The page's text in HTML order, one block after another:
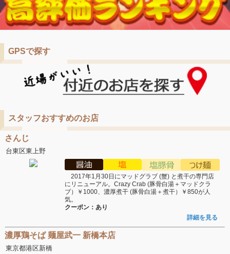
GPSで探す
スタッフおすすめのお店
さんじ
台東区東上野
2017年1月30日にマッドグラブ (蟹) と煮干の専門店
にリニューアル。Crazy Crab (豚骨白湯＋マッドクラ
ブ）￥1000、濃厚煮干 (豚骨白湯＋煮干）￥850が人
気。
クーポン：あり
詳細を見る
濃厚鶏そば 麺屋武一 新橋本店
東京都港区新橋